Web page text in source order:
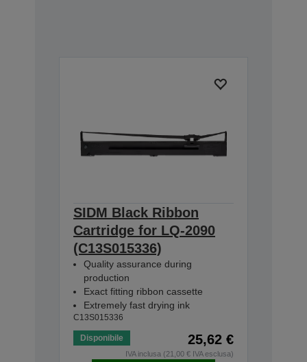
SIDM Black Ribbon
Cartridge for LQ-2090
(C13S015336)
Quality assurance during
production
Exact fitting ribbon cassette
Extremely fast drying ink
C13S015336
Disponibile 25,62 €
IVA inclusa (21,00 € IVA esclusa)